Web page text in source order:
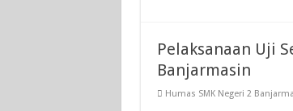
Pelaksanaan Uji
Banjarmasin
Humas SMK Negeri 2